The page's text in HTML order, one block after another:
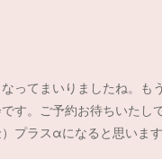
ってまいりましたね。も
す。ご予約お待ちいたし
プラスαになると思いま